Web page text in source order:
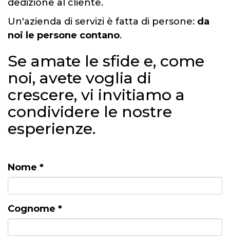
dedizione al cliente.
Un'azienda di servizi è fatta di persone: da
noi le persone contano.
Se amate le sfide e, come
noi, avete voglia di
crescere, vi invitiamo a
condividere le nostre
esperienze.
Nome *
Cognome *